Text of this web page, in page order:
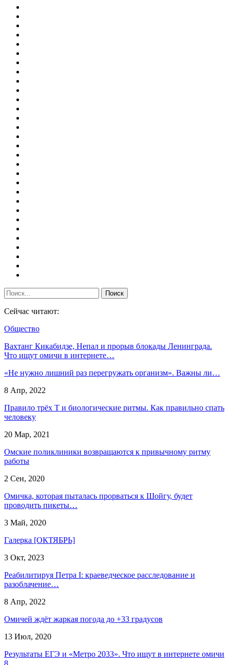
Сейчас читают:
Общество
Вахтанг Кикабидзе, Непал и прорыв блокады Ленинграда.
Что ищут омичи в интернете…
«Не нужно лишний раз перегружать организм». Важны ли…
8 Апр, 2022
Правило трёх Т и биологические ритмы. Как правильно спать
человеку
20 Мар, 2021
Омские поликлиники возвращаются к привычному ритму
работы
2 Сен, 2020
Омичка, которая пыталась прорваться к Шойгу, будет
проводить пикеты…
3 Май, 2020
Галерка [ОКТЯБРЬ]
3 Окт, 2023
Реабилитируя Петра I: краеведческое расследование и
разоблачение…
8 Апр, 2022
Омичей ждёт жаркая погода до +33 градусов
13 Июл, 2020
Результаты ЕГЭ и «Метро 2033». Что ищут в интернете омичи
8…